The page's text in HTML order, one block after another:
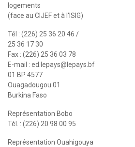
logements
(face au CIJEF et à l'ISIG)
Tél : (226) 25 36 20 46 /
25 36 17 30
Fax : (226) 25 36 03 78
E-mail : ed.lepays@lepays.bf
01 BP 4577
Ouagadougou 01
Burkina Faso
Représentation Bobo
Tél. : (226) 20 98 00 95
Représentation Ouahigouya